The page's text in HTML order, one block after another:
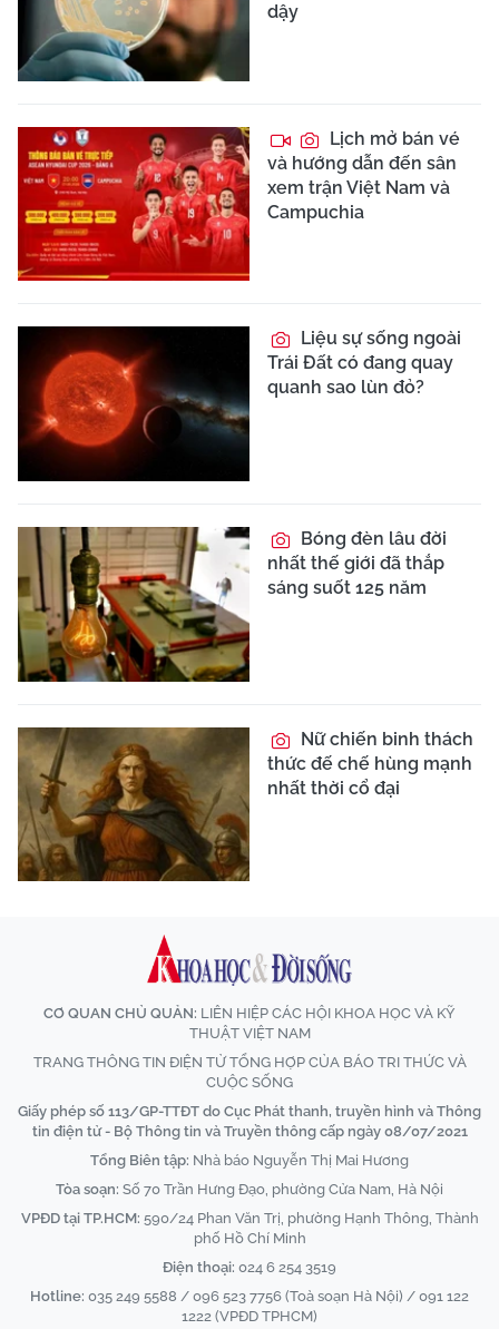
dậy
Lịch mở bán vé
và hướng dẫn đến sân
xem trận Việt Nam và
Campuchia
Liệu sự sống ngoài
Trái Đất có đang quay
quanh sao lùn đỏ?
Bóng đèn lâu đời
nhất thế giới đã thắp
sáng suốt 125 năm
Nữ chiến binh thách
thức đế chế hùng mạnh
nhất thời cổ đại
CƠ QUAN CHỦ QUẢN: LIÊN HIỆP CÁC HỘI KHOA HỌC VÀ KỸ
THUẬT VIỆT NAM
TRANG THÔNG TIN ĐIỆN TỬ TỔNG HỢP CỦA BÁO TRI THỨC VÀ
CUỘC SỐNG
Giấy phép số 113/GP-TTĐT do Cục Phát thanh, truyền hình và Thông
tin điện tử - Bộ Thông tin và Truyền thông cấp ngày 08/07/2021
Tổng Biên tập: Nhà báo Nguyễn Thị Mai Hương
Tòa soạn: Số 70 Trần Hưng Đạo, phường Cửa Nam, Hà Nội
VPĐD tại TP.HCM: 590/24 Phan Văn Trị, phường Hạnh Thông, Thành
phố Hồ Chí Minh
Điện thoại: 024 6 254 3519
Hotline: 035 249 5588 / 096 523 7756 (Toà soạn Hà Nội) / 091 122
1222 (VPĐD TPHCM)